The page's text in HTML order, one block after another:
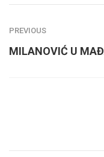
PREVIOUS
MILANOVIĆ U